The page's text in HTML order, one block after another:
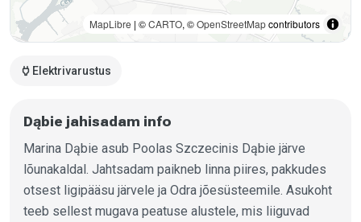
power Elektrivarustus
Dąbie jahisadam info
Marina Dąbie asub Poolas Szczecinis Dąbie järve
lõunakaldal. Jahtsadam paikneb linna piires, pakkudes
otsest ligipääsu järvele ja Odra jõesüsteemile. Asukoht
teeb sellest mugava peatuse alustele, mis liiguvad
MapLibre | ©CARTO, ©OpenStreetMapcontributors